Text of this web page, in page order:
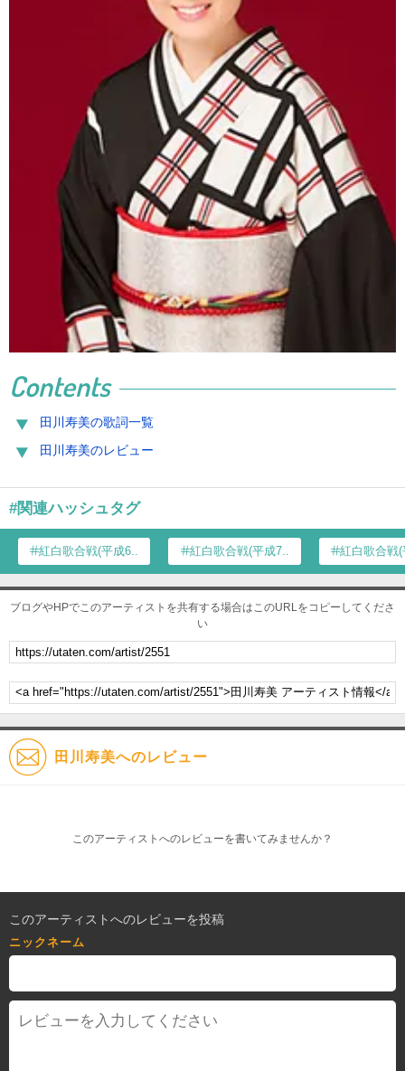
Contents
田川寿美の歌詞一覧
田川寿美のレビュー
#関連ハッシュタグ
紅白歌合戦(平成6... 紅白歌合戦(平成7... 紅白歌合戦
ブログやHPでこのアーティストを共有する場合はこのURLをコピーしてくださ
い
田川寿美へのレビュー
このアーティストへのレビューを書いてみませんか？
このアーティストへのレビューを投稿
ニックネーム